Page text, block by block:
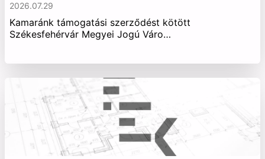
2026.07.29
Kamaránk támogatási szerződést kötött
Székesfehérvár Megyei Jogú Váro…